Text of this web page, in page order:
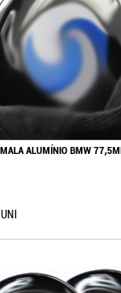
ALUMÍNIO BMW
UNI